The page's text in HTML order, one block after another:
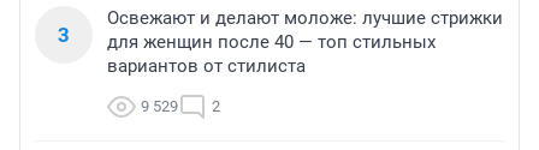
3
Освежают и делают моложе: лучшие стрижки
для женщин после 40 — топ стильных
вариантов от стилиста
9 529 2